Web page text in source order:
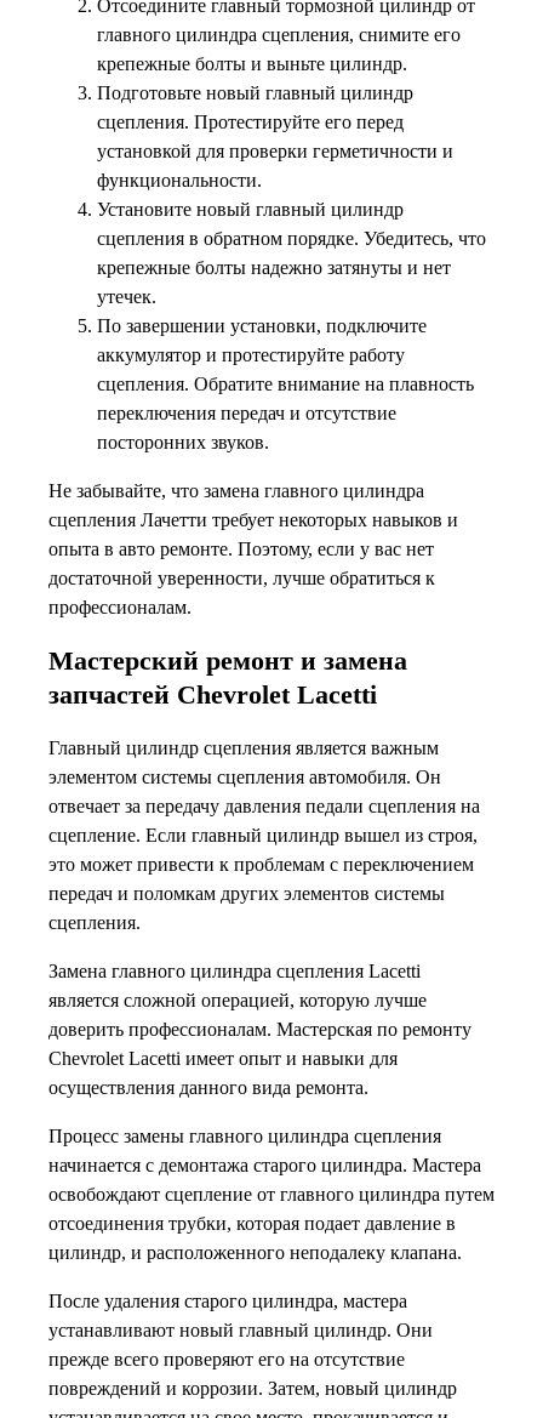
Отсоедините главный тормозной цилиндр от
главного цилиндра сцепления, снимите его
крепежные болты и выньте цилиндр.
Подготовьте новый главный цилиндр
сцепления. Протестируйте его перед
установкой для проверки герметичности и
функциональности.
Установите новый главный цилиндр
сцепления в обратном порядке. Убедитесь, что
крепежные болты надежно затянуты и нет
утечек.
По завершении установки, подключите
аккумулятор и протестируйте работу
сцепления. Обратите внимание на плавность
переключения передач и отсутствие
посторонних звуков.
Не забывайте, что замена главного цилиндра
сцепления Лачетти требует некоторых навыков и
опыта в авто ремонте. Поэтому, если у вас нет
достаточной уверенности, лучше обратиться к
профессионалам.
Мастерский ремонт и замена
запчастей Chevrolet Lacetti
Главный цилиндр сцепления является важным
элементом системы сцепления автомобиля. Он
отвечает за передачу давления педали сцепления на
сцепление. Если главный цилиндр вышел из строя,
это может привести к проблемам с переключением
передач и поломкам других элементов системы
сцепления.
Замена главного цилиндра сцепления Lacetti
является сложной операцией, которую лучше
доверить профессионалам. Мастерская по ремонту
Chevrolet Lacetti имеет опыт и навыки для
осуществления данного вида ремонта.
Процесс замены главного цилиндра сцепления
начинается с демонтажа старого цилиндра. Мастера
освобождают сцепление от главного цилиндра путем
отсоединения трубки, которая подает давление в
цилиндр, и расположенного неподалеку клапана.
После удаления старого цилиндра, мастера
устанавливают новый главный цилиндр. Они
прежде всего проверяют его на отсутствие
повреждений и коррозии. Затем, новый цилиндр